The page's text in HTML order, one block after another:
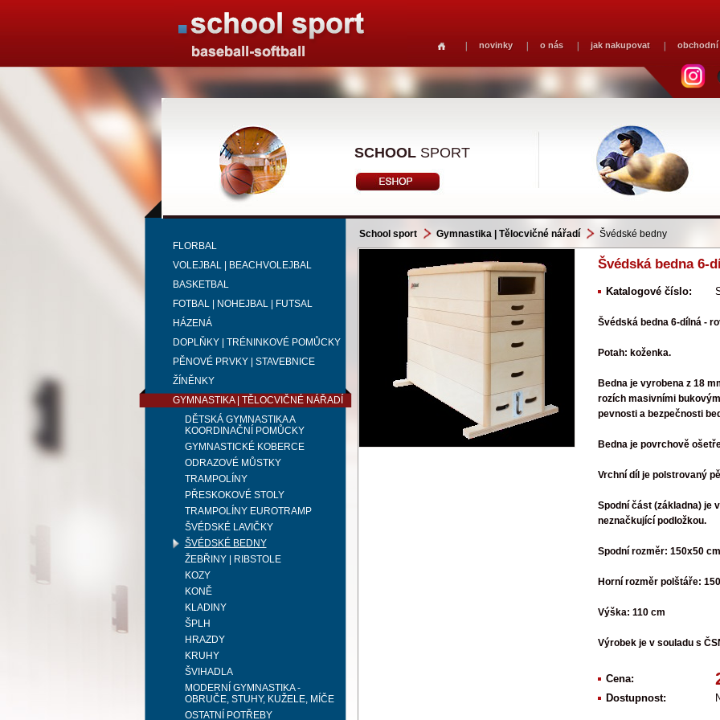
novinky o nás jak nakupovat obchodní
SCHOOLSPORT
FLORBAL
VOLEJBAL | BEACHVOLEJBAL
BASKETBAL
FOTBAL | NOHEJBAL | FUTSAL
HÁZENÁ
DOPLŇKY | TRÉNINKOVÉ POMŮCKY
PĚNOVÉ PRVKY | STAVEBNICE
ŽÍNĚNKY
GYMNASTIKA | TĚLOCVIČNÉ NÁŘADÍ
DĚTSKÁ GYMNASTIKA A
KOORDINAČNÍ POMŮCKY
GYMNASTICKÉ KOBERCE
ODRAZOVÉ MŮSTKY
TRAMPOLÍNY
PŘESKOKOVÉ STOLY
TRAMPOLÍNY EUROTRAMP
ŠVÉDSKÉ LAVIČKY
ŠVÉDSKÉ BEDNY
ŽEBŘINY | RIBSTOLE
KOZY
KONĚ
KLADINY
ŠPLH
HRAZDY
KRUHY
ŠVIHADLA
MODERNÍ GYMNASTIKA -
OBRUČE, STUHY, KUŽELE, MÍČE
OSTATNÍ POTŘEBY
School sport Gymnastika | Tělocvičné nářadí Švédské bedny
Švédská bedna 6-
Katalogové číslo:
Švédská bedna 6-dílná -
Potah: koženka.
Bedna je vyrobena z 18
rozích masivními
pevnosti a bezpečnosti
Bedna je povrchově
Vrchní díl je polstrovaný
Spodní část (základna) je
neznačkující podložkou.
Spodní rozměr: 150x50 cm
Horní rozměr polštáře:
Výška: 110 cm
Výrobek je v souladu s
Cena:
Dostupnost: